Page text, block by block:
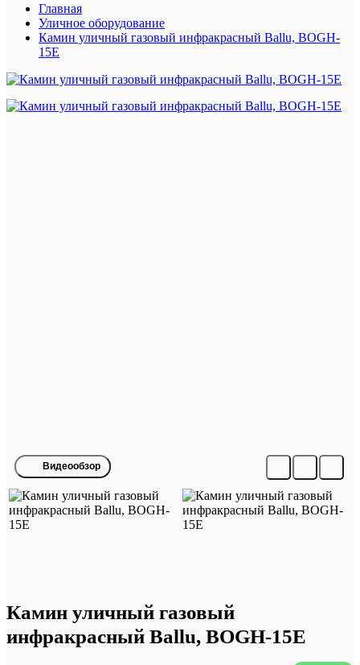
Главная
Уличное оборудование
Камин уличный газовый инфракрасный Ballu, BOGH-
15E
Видеообзор
Камин уличный газовый
инфракрасный Ballu, BOGH-15E